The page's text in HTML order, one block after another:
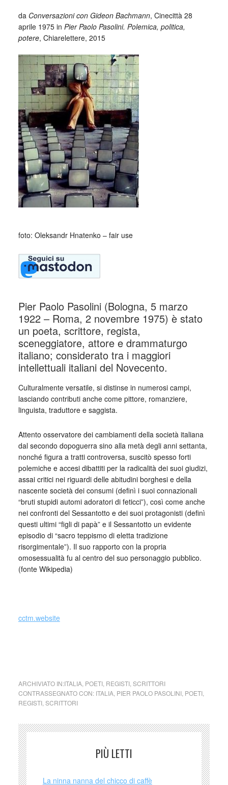
da Conversazioni con Gideon Bachmann, Cinecittà 28
aprile 1975 in Pier Paolo Pasolini. Polemica, politica,
potere, Chiarelettere, 2015
foto: Oleksandr Hnatenko – fair use
Pier Paolo Pasolini (Bologna, 5 marzo
1922 – Roma, 2 novembre 1975) è stato
un poeta, scrittore, regista,
sceneggiatore, attore e drammaturgo
italiano; considerato tra i maggiori
intellettuali italiani del Novecento.
Culturalmente versatile, si distinse in numerosi campi,
lasciando contributi anche come pittore, romanziere,
linguista, traduttore e saggista.
Attento osservatore dei cambiamenti della società italiana
dal secondo dopoguerra sino alla metà degli anni settanta,
nonché figura a tratti controversa, suscitò spesso forti
polemiche e accesi dibattiti per la radicalità dei suoi giudizi,
assai critici nei riguardi delle abitudini borghesi e della
nascente società dei consumi (definì i suoi connazionali
“bruti stupidi automi adoratori di feticci”), così come anche
nei confronti del Sessantotto e dei suoi protagonisti (definì
questi ultimi “figli di papà” e il Sessantotto un evidente
episodio di “sacro teppismo di eletta tradizione
risorgimentale”). Il suo rapporto con la propria
omosessualità fu al centro del suo personaggio pubblico.
(fonte Wikipedia)
cctm.website
ARCHIVIATO IN:ITALIA, POETI, REGISTI, SCRITTORI
CONTRASSEGNATO CON: ITALIA, PIER PAOLO PASOLINI, POETI,
REGISTI, SCRITTORI
PIÙ LETTI
La ninna nanna del chicco di caffè